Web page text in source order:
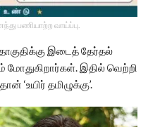
பணியாற்ற வாய்ப்பு.
இடைத் தேர்தல்
மோதுகிறார்கள். இதில் வெற்றி
‘உயிர் தமிழுக்கு’.